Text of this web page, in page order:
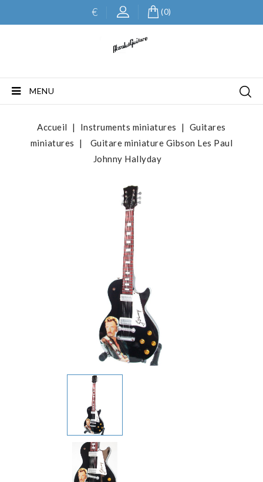
€ (0)
MENU
Accueil Instruments miniatures
Guitares
miniatures
Guitare miniature Gibson Les Paul
Johnny Hallyday